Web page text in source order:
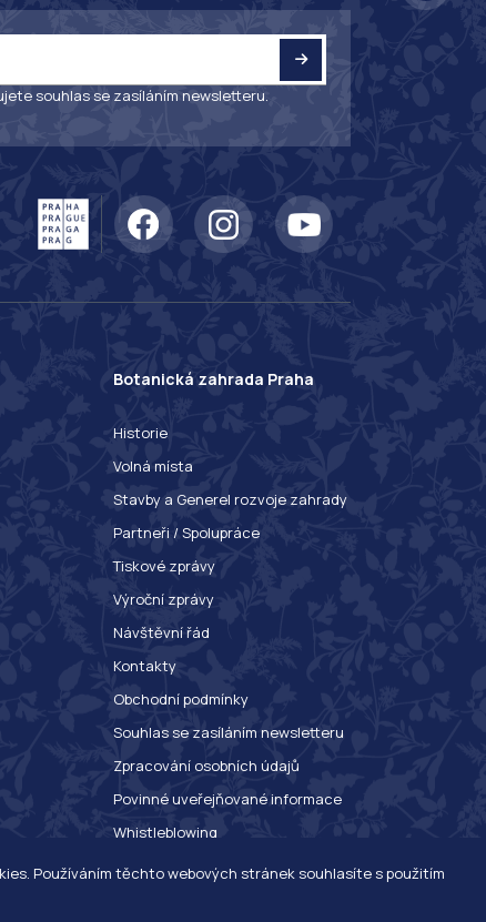
Používáním těchto webových stránek souhlasíte s použitím
souhlas se zasíláním newsletteru.
Botanická zahrada Praha
Historie
Volná místa
Stavby a Generel rozvoje zahrady
Partneři / Spolupráce
Tiskové zprávy
Výroční zprávy
Návštěvní řád
Kontakty
Obchodní podmínky
Souhlas se zasíláním newsletteru
Zpracování osobních údajů
Povinné uveřejňované informace
Whistleblowing